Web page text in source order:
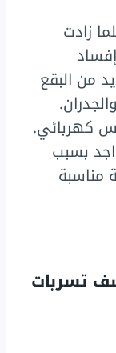
زادت
من البقع
كهربائي.
بسبب
مناسبة
تسربات